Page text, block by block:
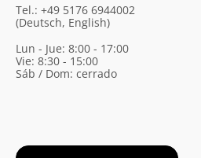
Tel.: +49 5176 6944002
(Deutsch, English)
Lun - Jue: 8:00 - 17:00
Vie: 8:30 - 15:00
Sáb / Dom: cerrado